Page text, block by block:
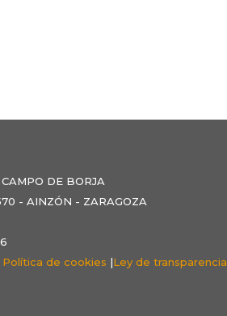
DE BORJA
- AINZÓN - ZARAGOZA
Política de cookies |Ley de transparencia